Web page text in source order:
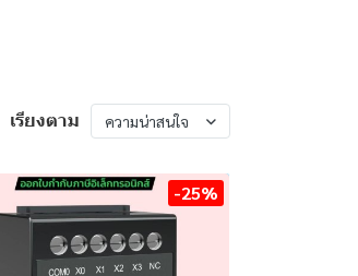
เรียงตาม ความน่าสนใจ
-25%